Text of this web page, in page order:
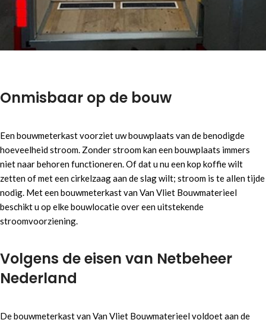
Onmisbaar op de bouw
Een bouwmeterkast voorziet uw bouwplaats van de benodigde
hoeveelheid stroom. Zonder stroom kan een bouwplaats immers
niet naar behoren functioneren. Of dat u nu een kop koffie wilt
zetten of met een cirkelzaag aan de slag wilt; stroom is te allen tijde
nodig. Met een bouwmeterkast van Van Vliet Bouwmaterieel
beschikt u op elke bouwlocatie over een uitstekende
stroomvoorziening.
Volgens de eisen van Netbeheer
Nederland
De bouwmeterkast van Van Vliet Bouwmaterieel voldoet aan de